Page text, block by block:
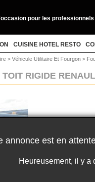
pour les professionnels
CUISINE HOTEL RESTO
> Véhicule Utilitaire Et Fourgon >
TOIT RIGIDE
annonce est en
Heureusement, il y a